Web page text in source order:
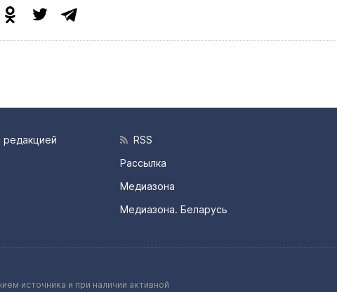
редакцией
RSS
Рассылка
Медиазона
Медиазона. Беларусь
источника и при наличии активной